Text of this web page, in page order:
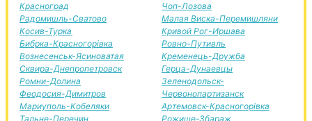
Красноград
Радомишль-Сватово
Косив-Турка
Бибрка-Красногорівка
Вознесенськ-Ясиноватая
Сквира-Днепропетровск
Ромни-Долина
Феодосия-Димитров
Мариуполь-Кобеляки
Тальне-Перечин
Чоп-Лозова
Малая Виска-Перемишляни
Кривой Рог-Иршава
Ровно-Путивль
Кременець-Дружба
Герца-Дунаевцы
Зеленодольск-
Червонопартизанск
Артемовск-Красногорівка
Рожище-Збараж